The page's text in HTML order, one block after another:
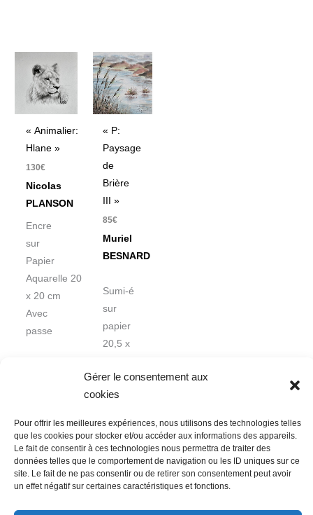
Gérer le consentement aux
cookies
Pour offrir les meilleures expériences, nous utilisons des technologies telles
que les cookies pour stocker et/ou accéder aux informations des appareils.
Le fait de consentir à ces technologies nous permettra de traiter des
données telles que le comportement de navigation ou les ID uniques sur ce
site. Le fait de ne pas consentir ou de retirer son consentement peut avoir
un effet négatif sur certaines caractéristiques et fonctions.
« Animalier:
Hlane »
130€
Nicolas
PLANSON
Encre
sur
Papier
Aquarelle 20
x 20 cm
Avec
passe
« P:
Paysage
de
Brière
III »
85€
Muriel
BESNARD
Sumi-é
sur
papier
20,5 x
Nous contacter
Conditions Générales de Ventes
Politique de confidentialité
Mentions légales